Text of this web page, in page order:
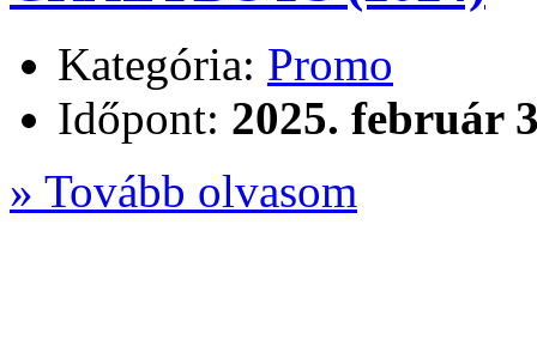
Kategória: Promo
Időpont: 2025. február
» Tovább olvasom